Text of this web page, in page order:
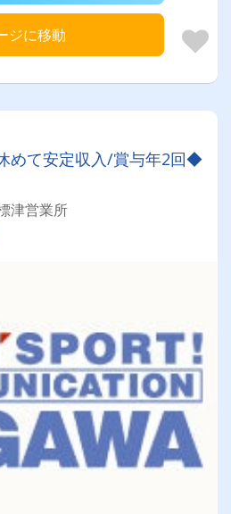
ジに移動
めて安定収入/賞与年2回◆
津営業所